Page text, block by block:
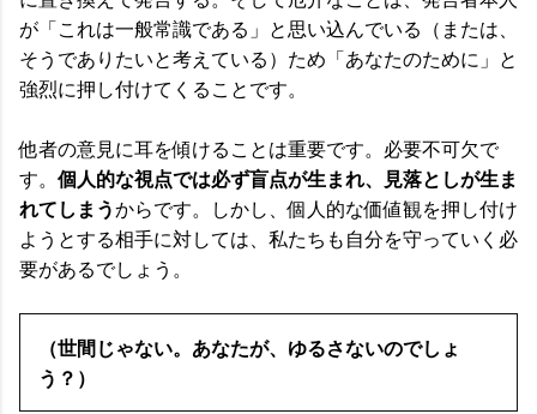
が「これは一般常識である」と思い込んでいる（または、
そうでありたいと考えている）ため「あなたのために」と
強烈に押し付けてくることです。
他者の意見に耳を傾けることは重要です。必要不可欠で
す。 個人的な視点では必ず盲点が生まれ、見落としが生ま
れてしまうからです。しかし、個人的な価値観を押し付け
ようとする相手に対しては、私たちも自分を守っていく必
要があるでしょう。
（世間じゃない。あなたが、ゆるさないのでしょ
う？）